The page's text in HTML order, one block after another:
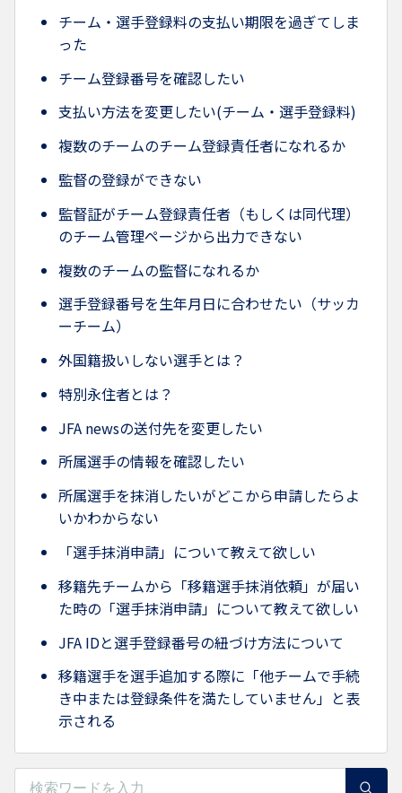
チーム・選手登録料の支払い期限を過ぎてしま
った
チーム登録番号を確認したい
支払い方法を変更したい(チーム・選手登録料)
複数のチームのチーム登録責任者になれるか
監督の登録ができない
監督証がチーム登録責任者（もしくは同代理）
のチーム管理ページから出力できない
複数のチームの監督になれるか
選手登録番号を生年月日に合わせたい（サッカ
ーチーム）
外国籍扱いしない選手とは？
特別永住者とは？
JFA newsの送付先を変更したい
所属選手の情報を確認したい
所属選手を抹消したいがどこから申請したらよ
いかわからない
「選手抹消申請」について教えて欲しい
移籍先チームから「移籍選手抹消依頼」が届い
た時の「選手抹消申請」について教えて欲しい
JFA IDと選手登録番号の紐づけ方法について
移籍選手を選手追加する際に「他チームで手続
き中または登録条件を満たしていません」と表
示される